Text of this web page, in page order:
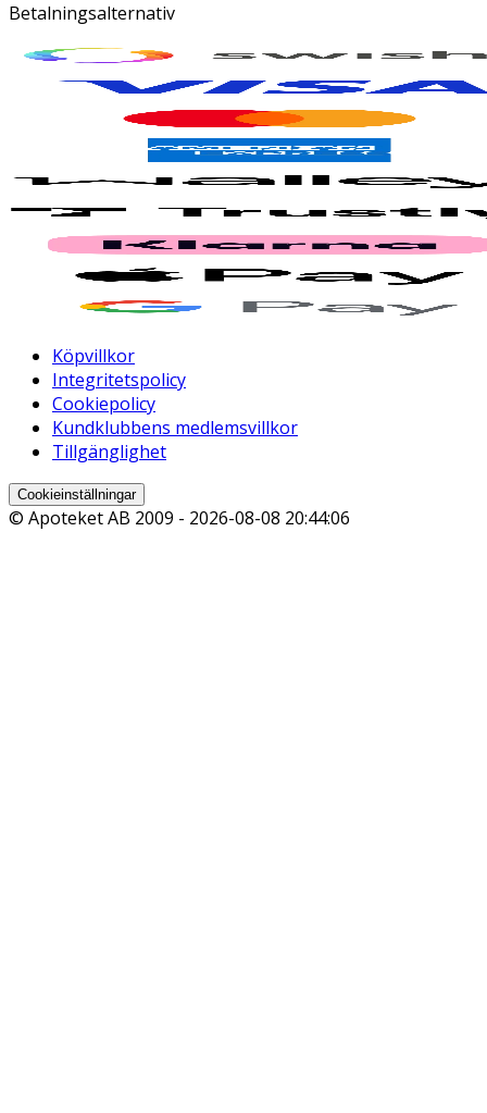
Betalningsalternativ
Köpvillkor
Integritetspolicy
Cookiepolicy
Kundklubbens medlemsvillkor
Tillgänglighet
Cookieinställningar
© Apoteket AB 2009 - 2026-08-08 20:44:06